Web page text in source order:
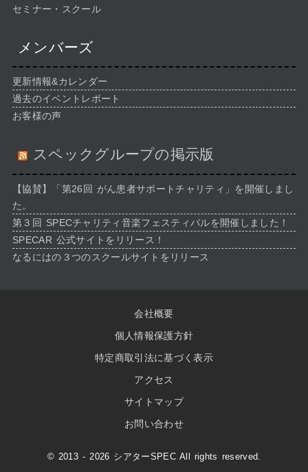
セミナー・スクール
メンバーズ
更新情報&カレンダー
過去のイベントレポート
お客様の声
スペックグループの掲示版
【協賛】「第26回 がん患者サポートチャリティ」を開催しまし
た。
第３回 SPECチャリティ音楽フェスティバルを開催しました！
SPECAR 公式サイトをリリース！
なるにはの３つのスクールサイトをリリース
会社概要
個人情報保護方針
特定商取引法に基づく表示
アクセス
サイトマップ
お問い合わせ
© 2013 - 2026 シアターSPEC All rights reserved.